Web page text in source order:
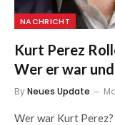
NACHRICHT
Kurt Perez
Wer er war
ByNeues Update
Wer war Kurt